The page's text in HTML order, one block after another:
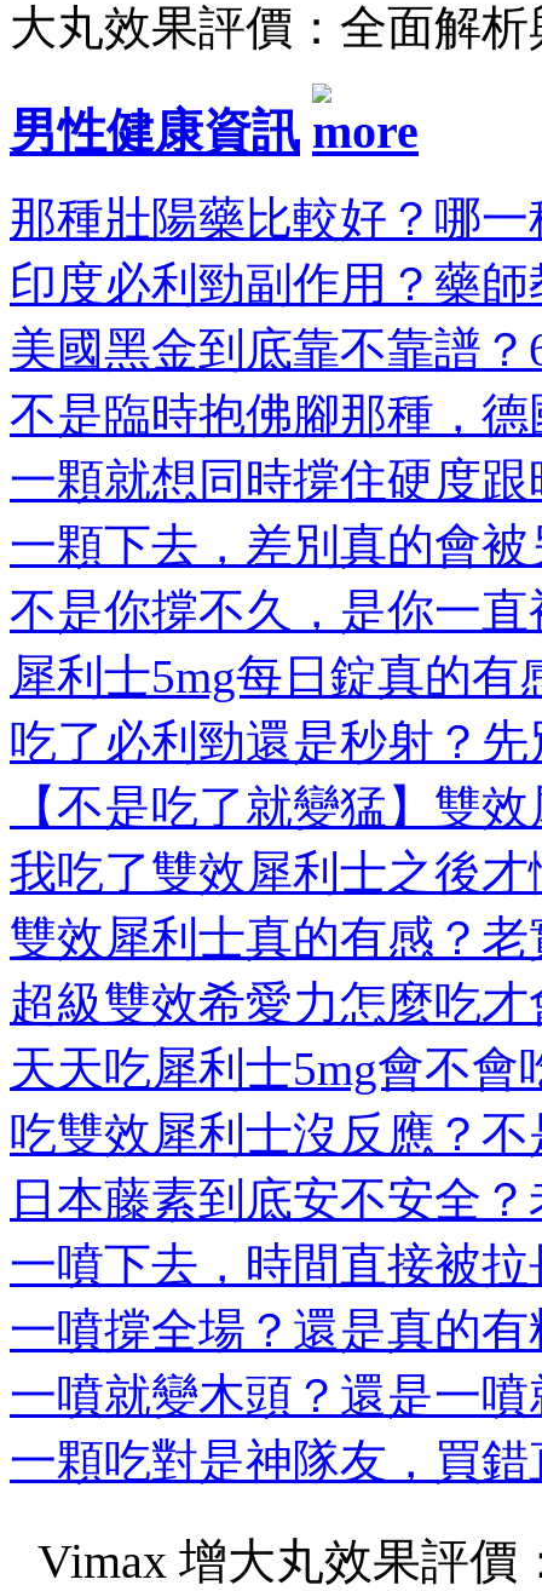
大丸效果評價：全面解
男性健康資訊
那種壯陽藥比較好？哪
印度必利勁副作用？藥
美國黑金到底靠不靠譜？
不是臨時抱佛腳那種，
一顆就想同時撐住硬度
一顆下去，差別真的會
不是你撐不久，是你一
犀利士5mg每日錠真的有
吃了必利勁還是秒射？
【不是吃了就變猛】雙
我吃了雙效犀利士之後
雙效犀利士真的有感？
超級雙效希愛力怎麼吃
天天吃犀利士5mg會不會
吃雙效犀利士沒反應？
日本藤素到底安不安全
一噴下去，時間直接被
一噴撐全場？還是真的
一噴就變木頭？還是一
一顆吃對是神隊友，買
Vimax 增大丸效果評